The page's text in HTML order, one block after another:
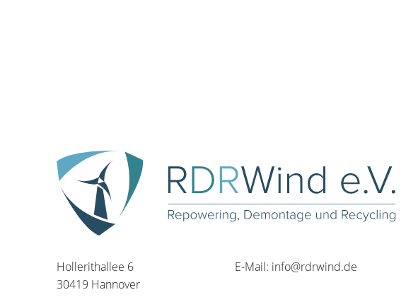
Hollerithallee 6
30419 Hannover
E-Mail: info@rdrwind.de